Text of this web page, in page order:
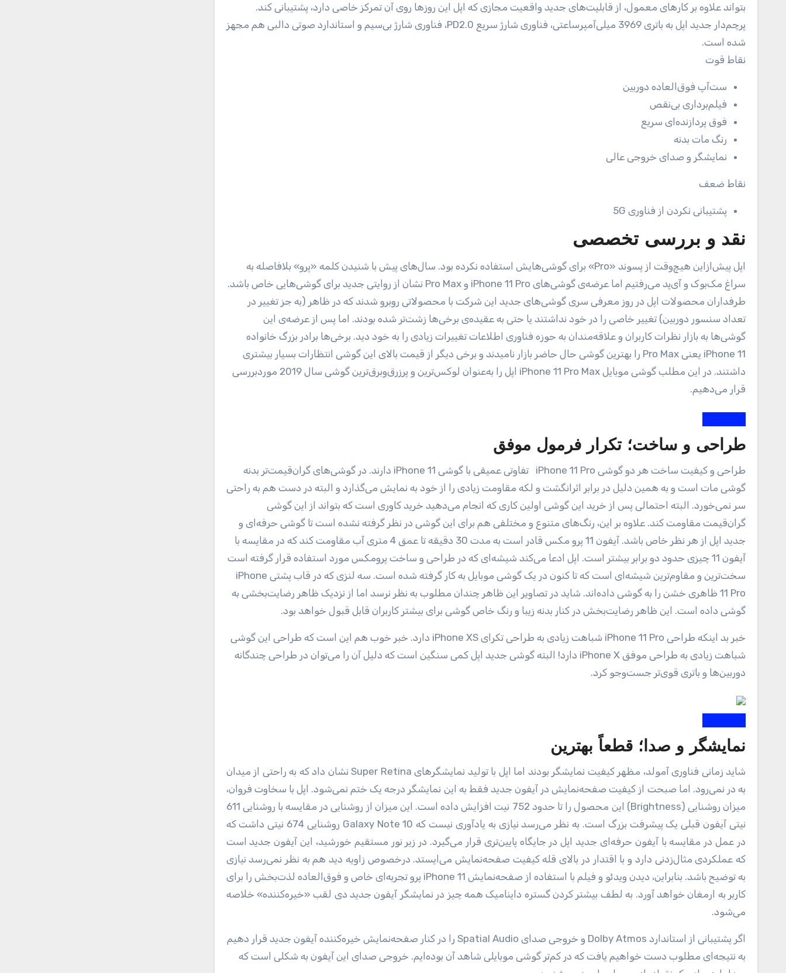
بتواند علاوه بر کارهای معمول، از قابلیت‌های جدید واقعیت مجازی که اپل این روزها روی آن تمرکز خاصی دارد، پشتیبانی کند.
پرچم‌دار جدید اپل به باتری 3969 میلی‌آمپرساعتی، فناوری شارژ سریع PD2.0، فناوری شارژ بی‎‌سیم و استاندارد صوتی دالبی هم مجهز
شده است.
نقاط قوت
ست‌آپ فوق‌العاده دوربین
فیلم‌برداری بی‌نقص
فوق پردازنده‌ای سریع
رنگ مات بدنه
نمایشگر و صدای خروجی عالی
نقاط ضعف
پشتیبانی نکردن از فناوری 5G
نقد و بررسی تخصصی
سراغ مک‌بوک و آی‌پد می‌رفتیم اما عرضه‌ی گوشی‌های iPhone 11 Pro و Pro Max نشان از روایتی جدید برای گوشی‌هایی خاص باشد.
طرفداران محصولات اپل در روز معرفی سری‌ گوشی‌های جدید این شرکت با محصولاتی روبرو شدند که در ظاهر (به جز تغییر در
تعداد سنسور دوربین) تغییر خاصی را در خود نداشتند یا حتی به عقیده‌ی برخی‌ها زشت‌‌تر شده بودند. اما پس از عرضه‌ی این
گوشی‌ها به بازار نظرات کاربران و علاقه‌مندان به حوزه فناوری اطلاعات تغییرات زیادی را به خود دید. برخی‌ها برادر بزرگ خانواده
iPhone 11 یعنی Pro Max را بهترین گوشی حال حاضر بازار نامیدند و برخی دیگر از قیمت بالای این گوشی‌ انتظارات بسیار بیشتری
داشتند. در این مطلب گوشی موبایل iPhone 11 Pro Max اپل را به‌عنوان لوکس‌ترین و پرزرق‌وبرق‌ترین گوشی سال 2019 موردبررسی
قرار می‌دهیم.
طراحی و ساخت‌؛ تکرار فرمول موفق
طراحی و کیفیت ساخت هر دو گوشی iPhone 11 Pro تفاوتی عمیقی با گوشی iPhone 11 دارند. در گوشی‌های گران‌قیمت‌تر بدنه
گوشی مات است و به همین دلیل در برابر اثرانگشت و لکه مقاومت زیادی را از خود به نمایش می‌گذارد و البته در دست هم به راحتی
سر نمی‌خورد. البته احتمالی پس از خرید این گوشی اولین کاری که انجام می‌دهید خرید کاوری است که بتواند از این گوشی
گران‌قیمت مقاومت کند. علاوه بر این، رنگ‌های متنوع و مختلفی هم برای این گوشی در نظر گرفته نشده است تا گوشی حرفه‌ای و
جدید اپل از هر نظر خاص باشد. آیفون 11 پرو مکس قادر است به مدت 30 دقیقه تا عمق 4 متری آب مقاومت کند که در مقایسه با
آیفون 11 چیزی حدود دو برابر بیشتر است. اپل ادعا می‌کند شیشه‌ای که در طراحی و ساخت پرومکس مورد استفاده قرار گرفته است
سخت‌ترین و مقاوم‌ترین شیشه‌ای است که تا کنون در یک گوشی موبایل به کار گرفته شده است. سه لنزی که در قاب پشتی iPhone
11 Pro ظاهری خشن را به گوشی داده‌اند. شاید در تصاویر این ظاهر چندان مطلوب به نظر نرسد اما از نزدیک ظاهر رضایت‌بخشی به
گوشی داده است. این ظاهر رضایت‌بخش در کنار بدنه زیبا و رنگ خاص گوشی برای بیشتر کاربران قابل قبول خواهد بود.
خبر بد اینکه طراحی iPhone 11 Pro شباهت زیادی به طراحی تکرای iPhone XS دارد. خبر خوب هم این است که طراحی این گوشی
شباهت زیادی به طراحی موفق iPhone X دارد! البته گوشی جدید اپل کمی سنگین است که دلیل آن را می‌توان در طراحی چندگانه
دوربین‌ها و باتری قوی‌تر جست‌وجو کرد.
نمایشگر و صدا؛ قطعاً بهترین
شاید زمانی فناوری آمولد، مظهر کیفیت نمایشگر‌ بودند اما اپل با تولید نمایشگرهای Super Retina نشان داد که به راحتی از میدان
به در نمی‌رود. اما صبحت از کیفیت صفحه‌نمایش در آیفون جدید فقط به این نمایشگر درجه یک ختم نمی‌شود. اپل با سخاوت فروان،
میزان روشنایی (Brightness) این محصول را تا حدود 752 نیت افزایش داده است. این میزان از روشنایی در مقایسه با روشنایی 611
نیتی آیفون قبلی یک پیشرفت بزرگ است. به نظر می‌رسد نیازی به یادآوری نیست که Galaxy Note 10 روشنایی 674 نیتی داشت که
در عمل در مقایسه با آیفون حرفه‌ای جدید اپل در جایگاه پایین‌تری قرار می‌گیرد. در زیر نور مستقیم خورشید، این آیفون جدید است
که عملکردی مثال‌زدنی دارد و با اقتدار در بالای قله کیفیت صفحه‌نمایش می‌ایستد. درخصوص زاویه دید هم به نظر نمی‌رسد نیازی
به توضیح باشد. بنابراین، دیدن ویدئو و فیلم با استفاده از صفحه‌نمایش iPhone 11 پرو تجربه‌ای خاص و فوق‌العاده لذت‌بخش را برای
کاربر به ارمغان خواهد آورد. به لطف بیشتر کردن گستره داینامیک همه چیز در نمایشگر آیفون جدید دی لقب «خیره‌کننده» خلاصه
می‌شود.
به نتیجه‌ای مطلوب دست خواهیم یافت که در کم‌تر گوشی موبایلی شاهد آن بوده‌ایم. خروجی صدای این آیفون به شکلی است که